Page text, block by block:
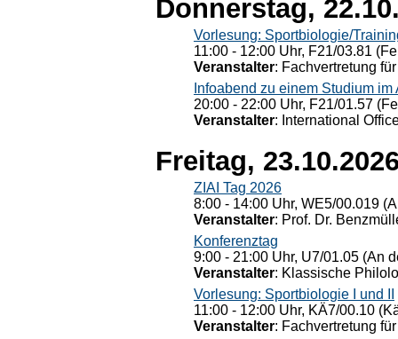
Donnerstag,
Vorlesung: Sportbiologie/
11:00 - 12:00 Uhr, F21/03.81
Veranstalter: Fachvertretung
Infoabend zu einem Studium im
20:00 - 22:00 Uhr, F21/01.57
Veranstalter: International
Freitag,
ZIAI Tag 2026
8:00 - 14:00 Uhr, WE5/00.019
Veranstalter: Prof. Dr.
Konferenztag
9:00 - 21:00 Uhr, U7/01.05 (An
Veranstalter: Klassische
Vorlesung: Sportbiologie I und II
11:00 - 12:00 Uhr, KÄ7/00.10
Veranstalter: Fachvertretung